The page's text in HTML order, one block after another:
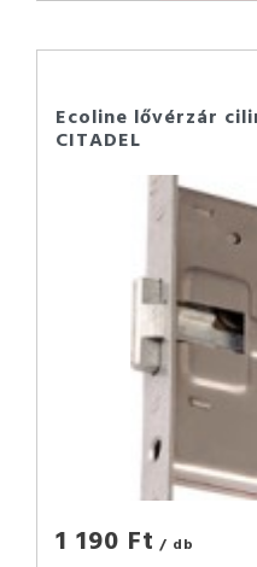
Ecoline lővérzár
CITADEL
1 190 Ft / db